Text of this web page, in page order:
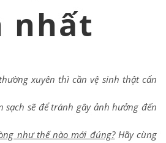
nhất
xuyên thì cần vệ sinh thật cẩn
sẽ để tránh gây ảnh hưởng đến
như thế nào mới đúng?Hãy cùng